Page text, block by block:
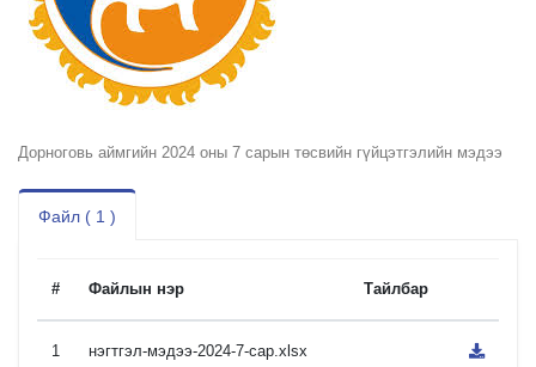
Дорноговь аймгийн 2024 оны 7 сарын төсвийн гүйцэтгэлийн мэдээ
Файл ( 1 )
# Файлын нэр Тайлбар
1 нэгтгэл-мэдээ-2024-7-сар.xlsx